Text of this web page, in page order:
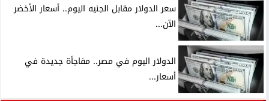
سعر الدولار مقابل الجنيه اليوم.. أسعار الأخضر
الآن...
الدولار اليوم في مصر.. مفاجأة جديدة في
أسعار...